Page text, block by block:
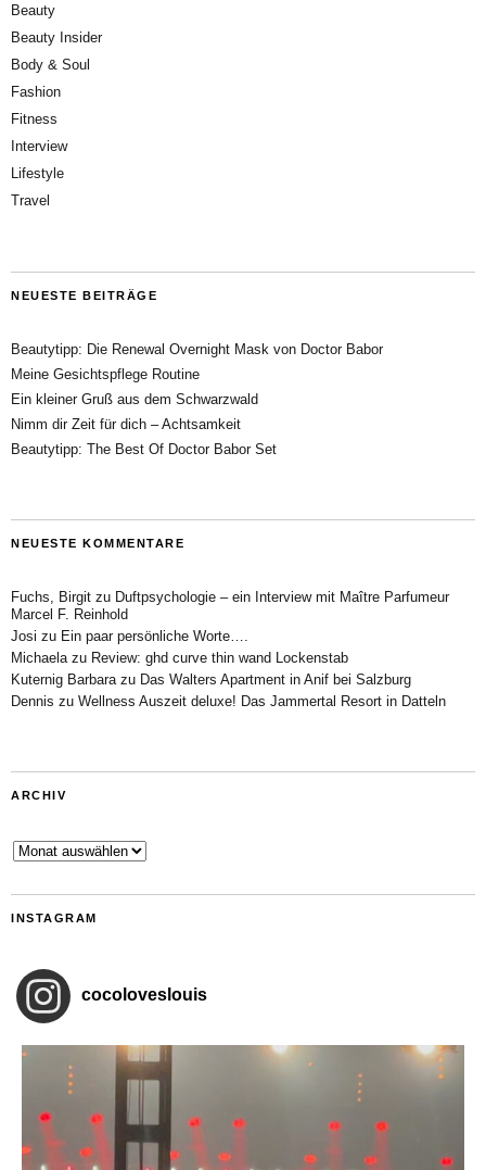
Beauty
Beauty Insider
Body & Soul
Fashion
Fitness
Interview
Lifestyle
Travel
NEUESTE BEITRÄGE
Beautytipp: Die Renewal Overnight Mask von Doctor Babor
Meine Gesichtspflege Routine
Ein kleiner Gruß aus dem Schwarzwald
Nimm dir Zeit für dich – Achtsamkeit
Beautytipp: The Best Of Doctor Babor Set
NEUESTE KOMMENTARE
Fuchs, Birgit zu Duftpsychologie – ein Interview mit Maître Parfumeur
Marcel F. Reinhold
Josi zu Ein paar persönliche Worte….
Michaela zu Review: ghd curve thin wand Lockenstab
Kuternig Barbara zu Das Walters Apartment in Anif bei Salzburg
Dennis zu Wellness Auszeit deluxe! Das Jammertal Resort in Datteln
ARCHIV
Archiv
INSTAGRAM
cocoloveslouis